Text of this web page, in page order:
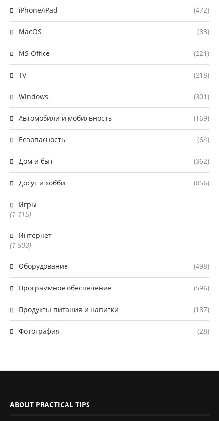
iPhone/iPad (472)
MacOS (83)
MS Office (221)
TV (218)
Windows (301)
Автомобили и мобильность (169)
Безопасность (64)
Дом и быт (362)
Досуг и хобби (856)
Игры
(1 115)
Интернет
(1 903)
Оборудование (498)
Программное обеспечение (596)
Продукты питания и напитки (187)
Фотография (28)
ABOUT PRACTICAL TIPS